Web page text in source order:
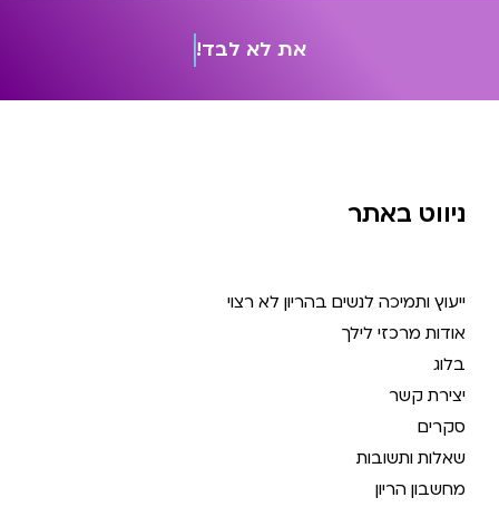
את לא לבד!
ניווט באתר
ייעוץ ותמיכה לנשים בהריון לא רצוי
אודות מרכזי לילך
בלוג
יצירת קשר
סקרים
שאלות ותשובות
מחשבון הריון